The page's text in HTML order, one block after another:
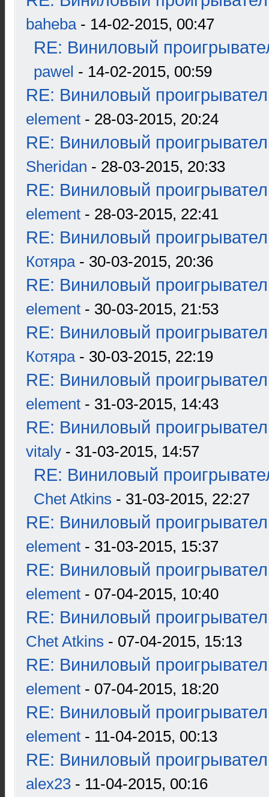
baheba- 14-02-2015, 00:47
RE: Виниловый
pawel - 14-02-2015, 00:59
RE: Виниловый
element - 28-03-2015, 20:24
RE: Виниловый
Sheridan - 28-03-2015, 20:33
RE: Виниловый
element - 28-03-2015, 22:41
RE: Виниловый
Котяра- 30-03-2015, 20:36
RE: Виниловый
element - 30-03-2015, 21:53
RE: Виниловый
Котяра- 30-03-2015, 22:19
RE: Виниловый
element - 31-03-2015, 14:43
RE: Виниловый
vitaly - 31-03-2015, 14:57
RE: Виниловый
Chet Atkins - 31-03-2015, 22:27
RE: Виниловый
element - 31-03-2015, 15:37
RE: Виниловый
element - 07-04-2015, 10:40
RE: Виниловый
Chet Atkins - 07-04-2015, 15:13
RE: Виниловый
element - 07-04-2015, 18:20
RE: Виниловый
element - 11-04-2015, 00:13
RE: Виниловый
alex23 - 11-04-2015, 00:16